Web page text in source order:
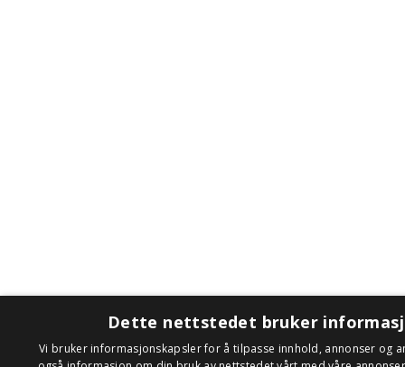
Dette nettstedet bruker
Vi bruker informasjonskapsler for å tilpasse innhold, annonser og